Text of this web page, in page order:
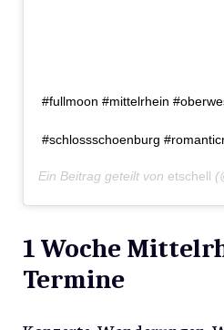
#fullmoon #mittelrhein
#schlossschoenburg
Ein Beitrag geteilt von etschell
1 Woche
Termine